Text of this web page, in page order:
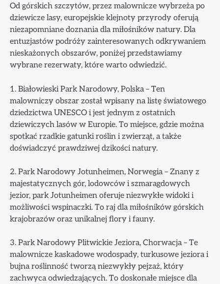
Od górskich szczytów, przez malownicze wybrzeża po
dziewicze lasy, europejskie klejnoty przyrody oferują
niezapomniane doznania dla miłośników natury. Dla
entuzjastów podróży zainteresowanych odkrywaniem
nieskażonych obszarów, poniżej przedstawiamy
wybrane rezerwaty, które warto odwiedzić.
1. Białowieski Park Narodowy, Polska – Ten
malowniczy obszar został wpisany na listę światowego
dziedzictwa UNESCO i jest jednym z ostatnich
dziewiczych lasów w Europie. To miejsce, gdzie można
spotkać rzadkie gatunki roślin i zwierząt, a także
doświadczyć prawdziwej dzikości natury.
2. Park Narodowy Jotunheimen, Norwegia – Znany z
majestatycznych gór, lodowców i szmaragdowych
jezior, park Jotunheimen oferuje niezwykłe widoki i
możliwości wspinaczki. To raj dla miłośników górskich
krajobrazów oraz unikalnej flory i fauny.
3. Park Narodowy Plitwickie Jeziora, Chorwacja – Te
malownicze kaskadowe wodospady, turkusowe jeziora i
bujna roślinność tworzą niezwykły pejzaż, który
zachwyca odwiedzających. To doskonałe miejsce dla